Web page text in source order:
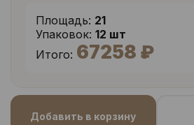
Площадь: 21
Упаковок: 12 шт
Итого: 67258 ₽
Добавить в корзину